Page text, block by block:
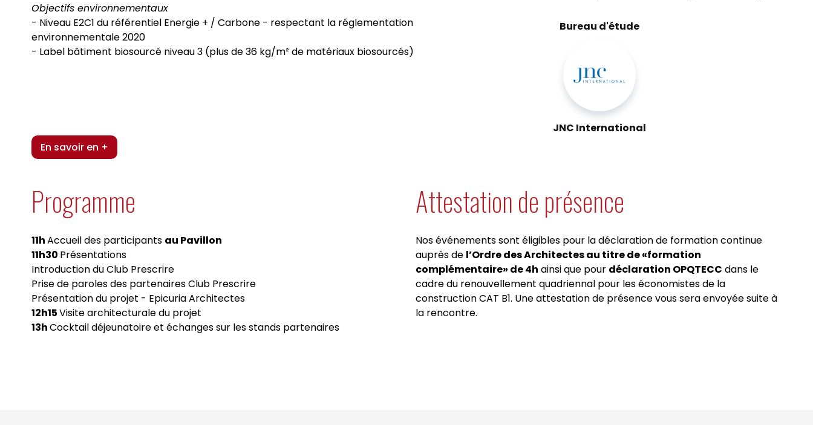
Objectifs environnementaux
- Niveau E2C1 du référentiel Energie + / Carbone - respectant la réglementation
environnementale 2020
- Label bâtiment biosourcé niveau 3 (plus de 36 kg/m² de matériaux biosourcés)
Bureau d'étude
JNC International
En savoir en +
Programme
11hAccueil des participants au Pavillon
11h30 Présentations
Introduction du Club Prescrire
Prise de paroles des partenaires Club Prescrire
Présentation du projet - Epicuria Architectes
12h15Visite architecturale du projet
13hCocktail déjeunatoire et échanges sur les stands partenaires
Attestation de présence
Nos événements sont éligibles pour la déclaration de formation continue
auprès de l’Ordre des Architectes au titre de «formation
complémentaire» de 4h ainsi que pour déclaration OPQTECC dans le
cadre du renouvellement quadriennal pour les économistes de la
construction CAT B1. Une attestation de présence vous sera envoyée suite à
la rencontre.